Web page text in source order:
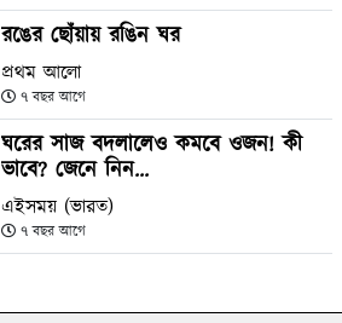
রঙের ছোঁয়ায় রঙিন ঘর
প্রথম আলো
৭ বছর আগে
ঘরের সাজ বদলালেও কমবে ওজন! কী
ভাবে? জেনে নিন...
এইসময় (ভারত)
৭ বছর আগে